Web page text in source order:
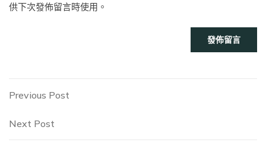
供下次發佈留言時使用。
文
章
Previous
Previous Post
Next
Next Post